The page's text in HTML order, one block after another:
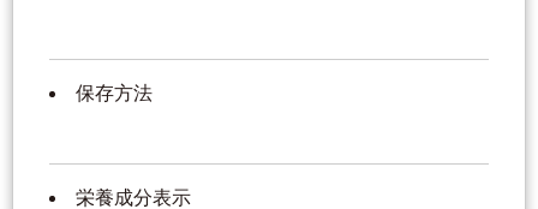
保存方法
栄養成分表示